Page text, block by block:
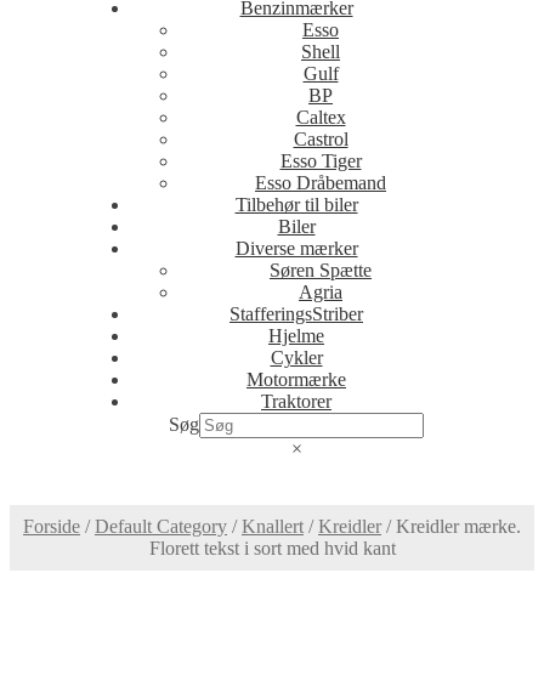
Benzinmærker
Esso
Shell
Gulf
BP
Caltex
Castrol
Esso Tiger
Esso Dråbemand
Tilbehør til biler
Biler
Diverse mærker
Søren Spætte
Agria
StafferingsStriber
Hjelme
Cykler
Motormærke
Traktorer
Søg
×
Forside /Default Category /Knallert /Kreidler /Kreidler mærke.
Florett tekst i sort med hvid kant